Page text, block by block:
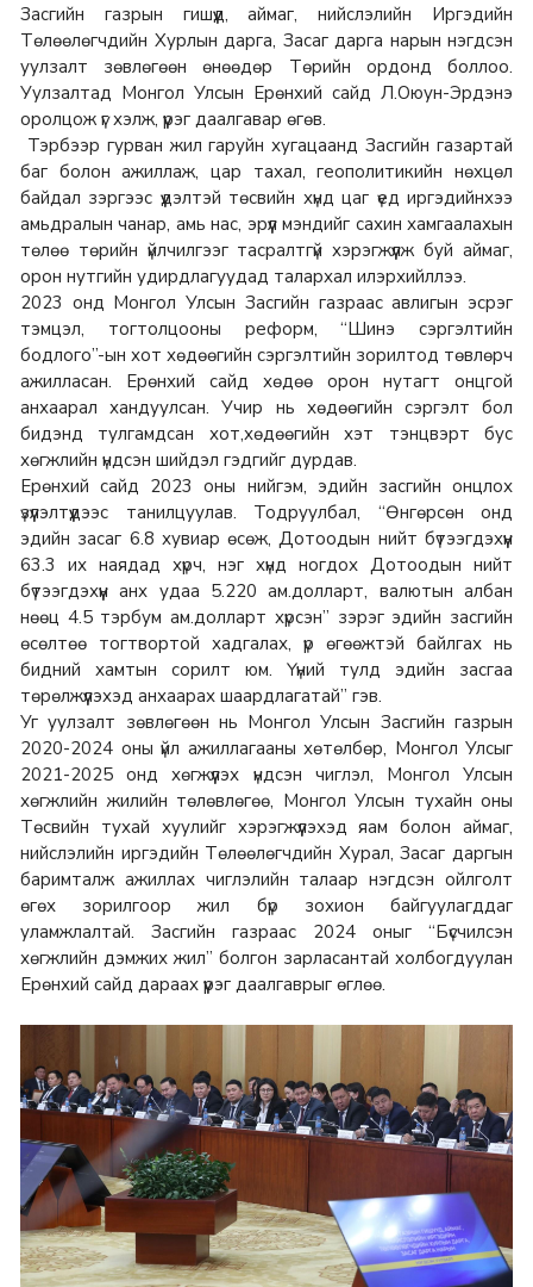
Засгийн газрын гишүүд, аймаг, нийслэлийн Иргэдийн
Төлөөлөгчдийн Хурлын дарга, Засаг дарга нарын нэгдсэн
уулзалт зөвлөгөөн өнөөдөр Төрийн ордонд боллоо.
Уулзалтад Монгол Улсын Ерөнхий сайд Л.Оюун-Эрдэнэ
оролцож үг хэлж, үүрэг даалгавар өгөв.
Тэрбээр гурван жил гаруйн хугацаанд Засгийн газартай
баг болон ажиллаж, цар тахал, геополитикийн нөхцөл
байдал зэргээс үүдэлтэй төсвийн хүнд цаг үед иргэдийнхээ
амьдралын чанар, амь нас, эрүүл мэндийг сахин хамгаалахын
төлөө төрийн үйлчилгээг тасралтгүй хэрэгжүүлж буй аймаг,
орон нутгийн удирдлагуудад талархал илэрхийллээ.
2023 онд Монгол Улсын Засгийн газраас авлигын эсрэг
тэмцэл, тогтолцооны реформ, “Шинэ сэргэлтийн
бодлого”-ын хот хөдөөгийн сэргэлтийн зорилтод төвлөрч
ажилласан. Ерөнхий сайд хөдөө орон нутагт онцгой
анхаарал хандуулсан. Учир нь хөдөөгийн сэргэлт бол
бидэнд тулгамдсан хот,хөдөөгийн хэт тэнцвэрт бус
хөгжлийн үндсэн шийдэл гэдгийг дурдав.
Ерөнхий сайд 2023 оны нийгэм, эдийн засгийн онцлох
үзүүлэлтүүдээс танилцуулав. Тодруулбал, “Өнгөрсөн онд
эдийн засаг 6.8 хувиар өсөж, Дотоодын нийт бүтээгдэхүүн
63.3 их наядад хүрч, нэг хүнд ногдох Дотоодын нийт
бүтээгдэхүүн анх удаа 5.220 ам.долларт, валютын албан
нөөц 4.5 тэрбум ам.долларт хүрсэн” зэрэг эдийн засгийн
өсөлтөө тогтвортой хадгалах, үр өгөөжтэй байлгах нь
бидний хамтын сорилт юм. Үүний тулд эдийн засгаа
төрөлжүүлэхэд анхаарах шаардлагатай” гэв.
Уг уулзалт зөвлөгөөн нь Монгол Улсын Засгийн газрын
2020-2024 оны үйл ажиллагааны хөтөлбөр, Монгол Улсыг
2021-2025 онд хөгжүүлэх үндсэн чиглэл, Монгол Улсын
хөгжлийн жилийн төлөвлөгөө, Монгол Улсын тухайн оны
Төсвийн тухай хуулийг хэрэгжүүлэхэд яам болон аймаг,
нийслэлийн иргэдийн Төлөөлөгчдийн Хурал, Засаг даргын
баримталж ажиллах чиглэлийн талаар нэгдсэн ойлголт
өгөх зорилгоор жил бүр зохион байгуулагддаг
уламжлалтай. Засгийн газраас 2024 оныг “Бүсчилсэн
хөгжлийн дэмжих жил” болгон зарласантай холбогдуулан
Ерөнхий сайд дараах үүрэг даалгаврыг өглөө.